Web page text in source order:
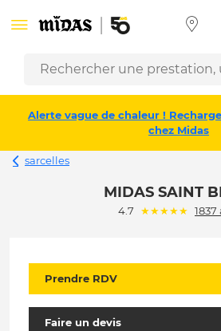
Alerte vague de chaleur !
chez Midas
sarcelles
MIDAS SAINT
4.7 (*)
★(*)
★(*)
★(*)
★(*)
★ 1837
Prendre RDV
Faire un devis